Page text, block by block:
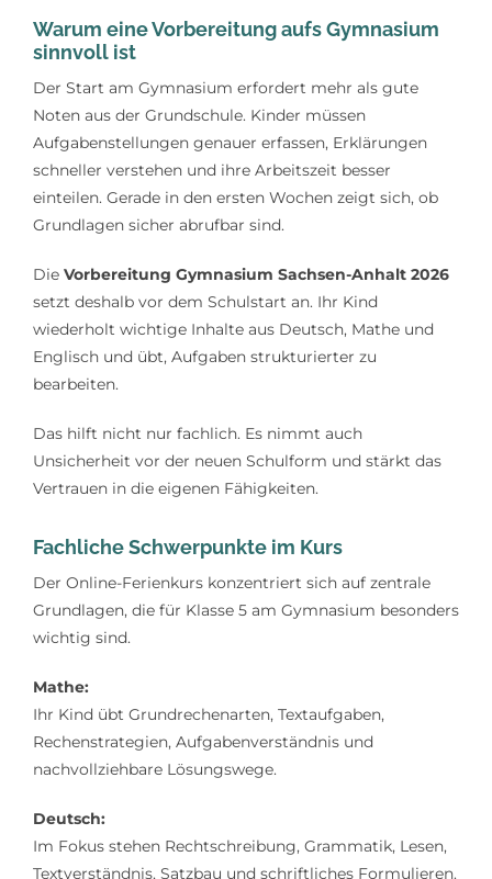
Warum eine Vorbereitung aufs Gymnasium
sinnvoll ist
Der Start am Gymnasium erfordert mehr als gute
Noten aus der Grundschule. Kinder müssen
Aufgabenstellungen genauer erfassen, Erklärungen
schneller verstehen und ihre Arbeitszeit besser
einteilen. Gerade in den ersten Wochen zeigt sich, ob
Grundlagen sicher abrufbar sind.
Die Vorbereitung Gymnasium Sachsen-Anhalt 2026
setzt deshalb vor dem Schulstart an. Ihr Kind
wiederholt wichtige Inhalte aus Deutsch, Mathe und
Englisch und übt, Aufgaben strukturierter zu
bearbeiten.
Das hilft nicht nur fachlich. Es nimmt auch
Unsicherheit vor der neuen Schulform und stärkt das
Vertrauen in die eigenen Fähigkeiten.
Fachliche Schwerpunkte im Kurs
Der Online-Ferienkurs konzentriert sich auf zentrale
Grundlagen, die für Klasse 5 am Gymnasium besonders
wichtig sind.
Mathe:
Ihr Kind übt Grundrechenarten, Textaufgaben,
Rechenstrategien, Aufgabenverständnis und
nachvollziehbare Lösungswege.
Deutsch:
Im Fokus stehen Rechtschreibung, Grammatik, Lesen,
Textverständnis, Satzbau und schriftliches Formulieren.